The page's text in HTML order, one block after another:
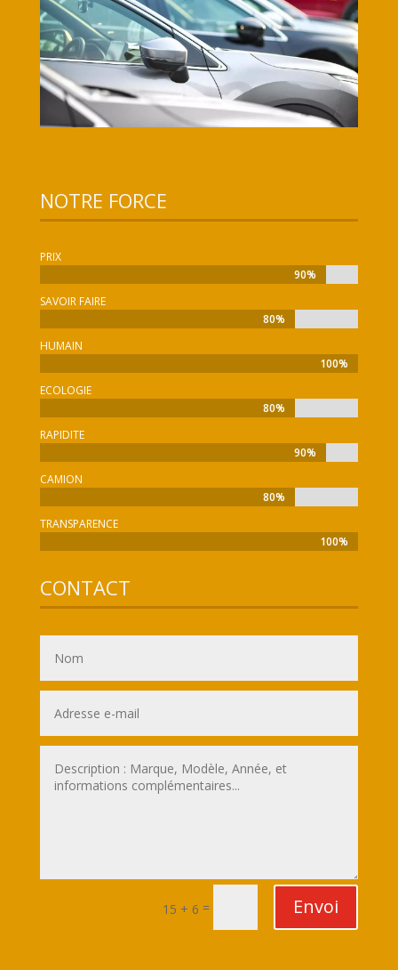
NOTRE FORCE
PRIX
90%
90%
SAVOIR FAIRE
80%
80%
HUMAIN
100%
100%
ECOLOGIE
80%
80%
RAPIDITE
90%
90%
CAMION
80%
80%
TRANSPARENCE
100%
100%
CONTACT
15 + 6 = Envoi